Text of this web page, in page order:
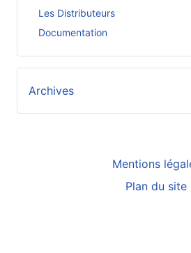
Les Distributeurs
Documentation
Archives
Mentions
Plan du site